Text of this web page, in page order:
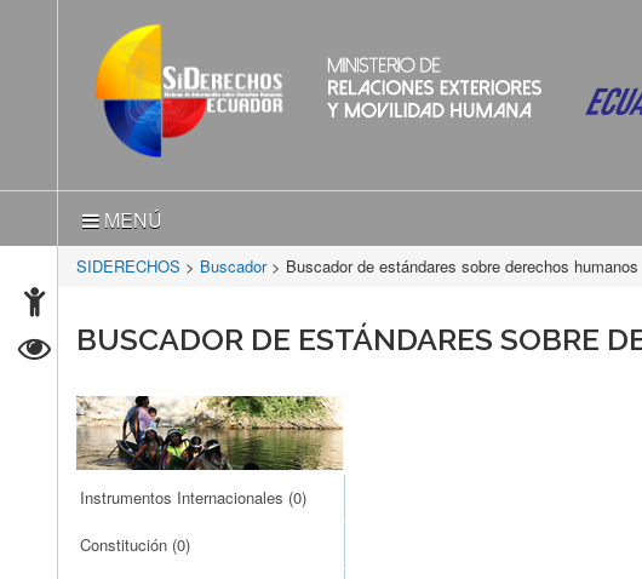
MENÚ
SIDERECHOS > Buscador > Buscador de estándares sobre derechos humanos
BUSCADOR DE ESTÁNDARES SOBRE
Instrumentos Internacionales (0)
Constitución (0)